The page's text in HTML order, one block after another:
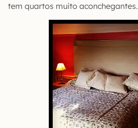
tem quartos muito aconchegantes.